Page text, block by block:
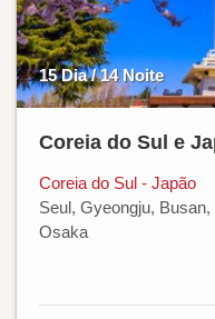
15 Dia / 14 Noite
Coreia do Sul e
Coreia do Sul - Japão
Seul, Gyeongju,
Osaka